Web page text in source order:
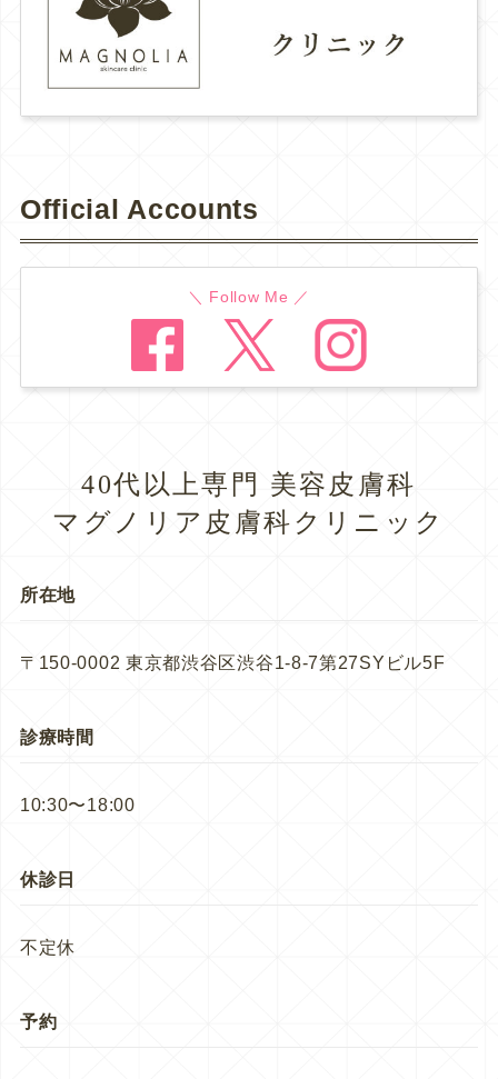
Official Accounts
＼ Follow Me ／
40代以上専門 美容皮膚科
マグノリア皮膚科クリニック
所在地
〒150-0002 東京都渋谷区渋谷1-8-7第27SYビル5F
診療時間
10:30〜18:00
休診日
不定休
予約